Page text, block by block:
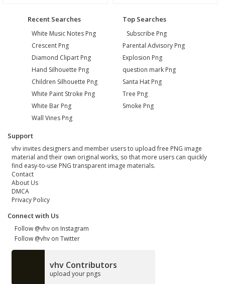
Recent Searches
White Music Notes Png
Crescent Png
Diamond Clipart Png
Hand Silhouette Png
Children Silhouette Png
White Paint Stroke Png
White Bar Png
Wall Vines Png
Top Searches
Subscribe Png
Parental Advisory Png
Explosion Png
question mark Png
Santa Hat Png
Tree Png
Smoke Png
Support
vhv invites designers and member users to upload free PNG image
material and their own original works, so that more users can quickly
find easy-to-use PNG transparent image materials.
Contact
About Us
DMCA
Privacy Policy
Connect with Us
Follow @vhv on Instagram
Follow @vhv on Twitter
vhv Contributors
upload your pngs